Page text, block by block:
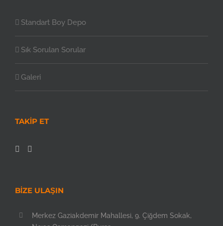
Standart Boy Depo
Sık Sorulan Sorular
Galeri
TAKIP ET
BİZE ULAŞIN
Merkez Gaziakdemir Mahallesi, 9. Çiğdem Sokak,